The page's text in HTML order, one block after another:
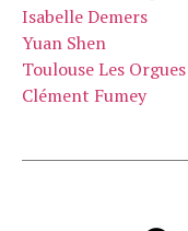
Isabelle Demers
Yuan Shen
Toulouse Les Orgues
Clément Fumey